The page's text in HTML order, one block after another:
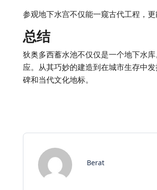
参观地下水宫不仅能一窥古代工程，
总结
狄奥多西蓄水池不仅仅是一个地下水
应。从其巧妙的建造到在城市生存中
碑和当代文化地标。
Berat